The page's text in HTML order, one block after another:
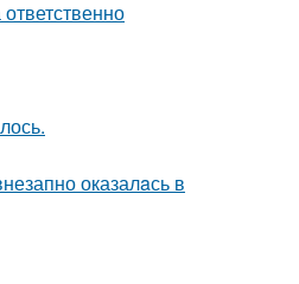
оказалaсь в